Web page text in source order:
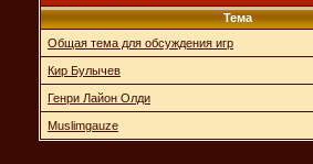
Тема
Общая тема для обсуждения игр
Кир Булычев
Генри Лайон Олди
Muslimgauze